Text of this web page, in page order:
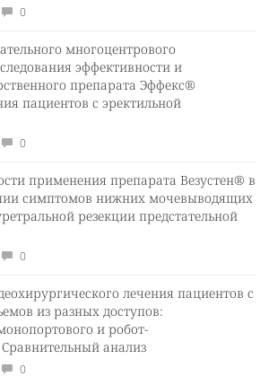
0
многоцентрового
эффективности и
препарата Эффекс®
пациентов с эректильной
0
применения препарата Везустен® в
симптомов нижних мочевыводящих
резекции предстательной
0
лечения пациентов с
из разных доступов:
и робот-
анализ
0